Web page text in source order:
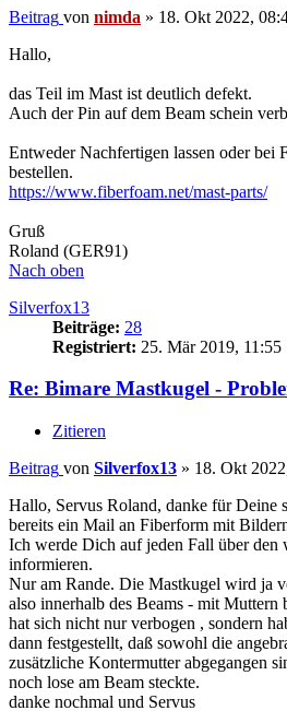
Beitrag von nimda » 18. Okt 2022,
Hallo,
das Teil im Mast ist deutlich defekt.
Auch der Pin auf dem Beam schein
Entweder Nachfertigen lassen oder bei
bestellen.
https://www.fiberfoam.net/mast-parts/
Gruß
Roland (GER91)
Nach oben
Silverfox13
Beiträge: 28
Registriert: 25. Mär 2019, 11:55
Re: Bimare Mastkugel -
Zitieren
Beitrag von Silverfox13 » 18. Okt
Hallo, Servus Roland, danke für Deine
bereits ein Mail an Fiberform mit
Ich werde Dich auf jeden Fall über den
informieren.
Nur am Rande. Die Mastkugel wird ja
also innerhalb des Beams - mit
hat sich nicht nur verbogen , sondern
dann festgestellt, daß sowohl die
zusätzliche Kontermutter abgegangen
noch lose am Beam steckte.
danke nochmal und Servus